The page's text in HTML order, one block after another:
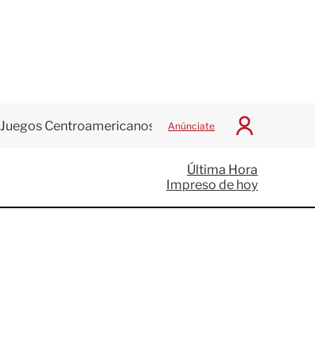
Juegos Centroamericanos Anúnciate
I
c
i
a
Última Hora
Impreso de hoy